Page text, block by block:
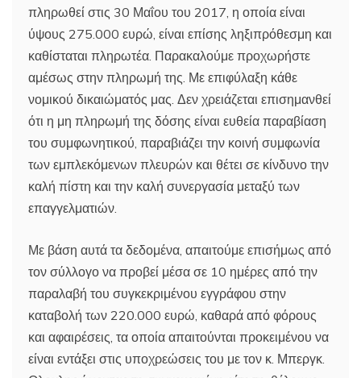
πληρωθεί στις 30 Μαΐου του 2017, η οποία είναι
ύψους 275.000 ευρώ, είναι επίσης ληξιπρόθεσμη και
καθίσταται πληρωτέα. Παρακαλούμε προχωρήστε
αμέσως στην πληρωμή της. Με επιφύλαξη κάθε
νομικού δικαιώματός μας. Δεν χρειάζεται επισημανθεί
ότι η μη πληρωμή της δόσης είναι ευθεία παραβίαση
του συμφωνητικού, παραβιάζει την κοινή συμφωνία
των εμπλεκόμενων πλευρών και θέτει σε κίνδυνο την
καλή πίστη και την καλή συνεργασία μεταξύ των
επαγγελματιών.
Με βάση αυτά τα δεδομένα, απαιτούμε επισήμως από
τον σύλλογο να προβεί μέσα σε 10 ημέρες από την
παραλαβή του συγκεκριμένου εγγράφου στην
καταβολή των 220.000 ευρώ, καθαρά από φόρους
και αφαιρέσεις, τα οποία απαιτούνται προκειμένου να
είναι εντάξει στις υποχρεώσεις του με τον κ. Μπεργκ.